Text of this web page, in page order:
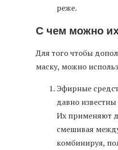
реже.
С чем можно
Для того чтобы
маску, можно
Эфирные
давно
Их применяют
смешивая
комбинируя,